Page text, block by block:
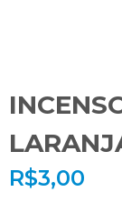
R$3,00